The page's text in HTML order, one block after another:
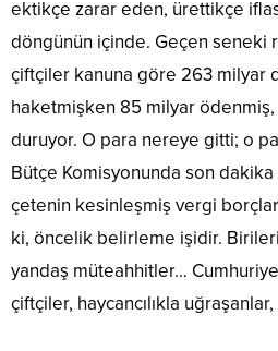
ektikçe zarar eden, ürettikçe
döngünün içinde. Geçen seneki
çiftçiler kanuna göre 263 milyar
haketmişken 85 milyar ödenmiş,
duruyor. O para nereye gitti; o
Bütçe Komisyonunda son
çetenin kesinleşmiş vergi
ki, öncelik belirleme işidir.
yandaş müteahhitler…
çiftçiler, haycancılıkla